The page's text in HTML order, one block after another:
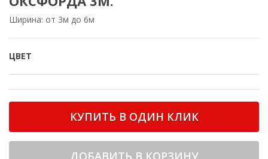
Ширина: от 3м до 6м
ЦВЕТ
КУПИТЬ В ОДИН КЛИК
ДОБАВИТЬ В КОРЗИНУ